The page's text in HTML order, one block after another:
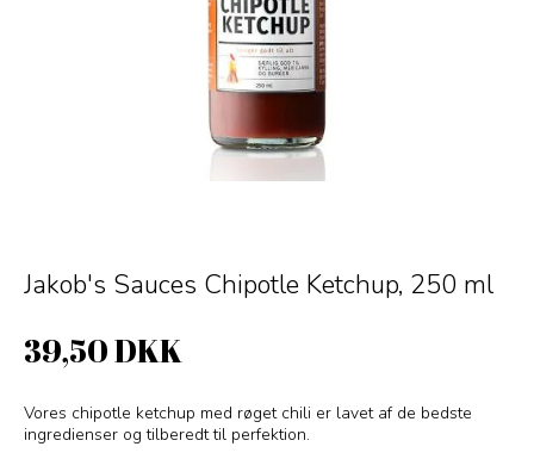
Jakob's Sauces Chipotle Ketchup, 250 ml
39,50 DKK
Vores chipotle ketchup med røget chili er lavet af de bedste
ingredienser og tilberedt til perfektion.